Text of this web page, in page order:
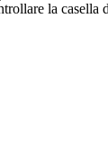
la casella